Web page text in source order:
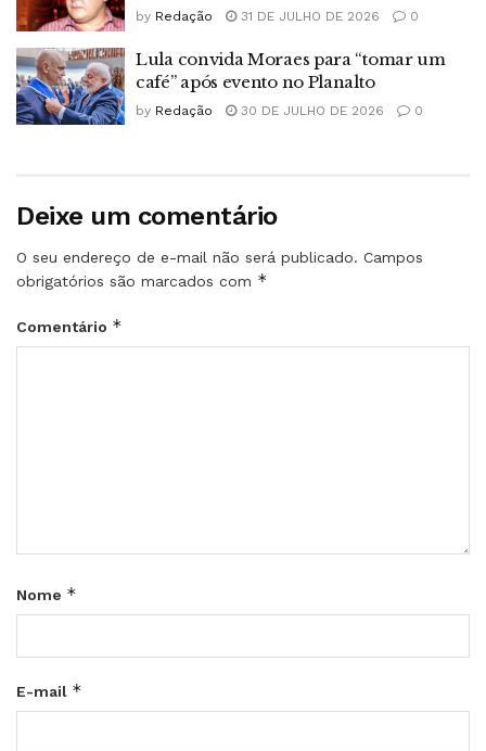
by Redação 31 DE JULHO DE 2026 0
Lula convida Moraes para “tomar um
café” após evento no Planalto
by Redação 30 DE JULHO DE 2026 0
Deixe um comentário
O seu endereço de e-mail não será publicado. Campos
obrigatórios são marcados com *
Comentário *
Nome *
E-mail *